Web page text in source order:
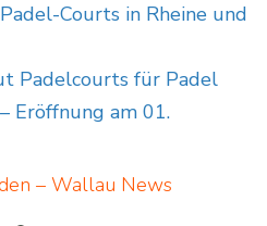
Courts in Rheine und
Padelcourts für Padel
Eröffnung am 01.
– Wallau News